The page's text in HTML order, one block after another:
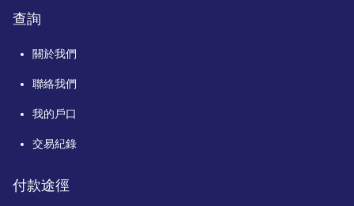
查詢
關於我們
聯絡我們
我的戶口
交易紀錄
付款途徑